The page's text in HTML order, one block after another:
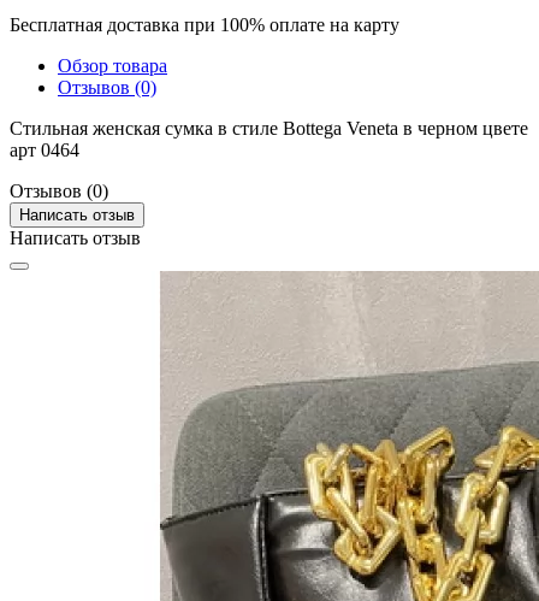
Бесплатная доставка при 100% оплате на карту
Обзор товара
Отзывов (0)
Стильная женская сумка в стиле Bottega Veneta в черном цвете
арт 0464
Отзывов (0)
Написать отзыв
Написать отзыв